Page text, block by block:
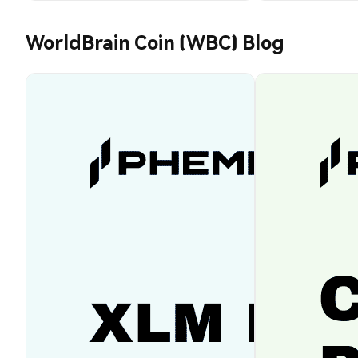
WorldBrain Coin (WBC) Blog